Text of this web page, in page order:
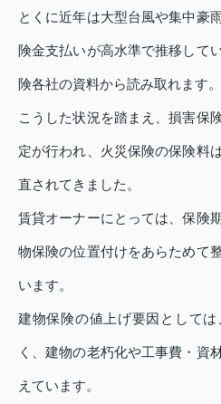
とくに近年は大型台風や集中豪
険金支払いが高水準で推移して
険各社の資料から読み取れます。
こうした状況を踏まえ、損害保
定が行われ、火災保険の保険料
直されてきました。
賃貸オーナーにとっては、保険
物保険の位置付けをあらためて
います。
建物保険の値上げ要因として
く、建物の老朽化や工事費・資
えています。